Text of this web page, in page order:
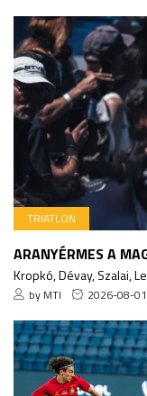
TRIATLON
ARANYÉRMES A
Kropkó, Dévay, Szalai,
by MTI 2026-08-